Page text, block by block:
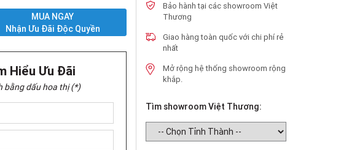
MUA NGAY
Nhận Ưu Đãi Độc Quyền
Hiểu Ưu Đãi
bằng dấu hoa thị (*)
Bảo hành tại các showroom Việt
Thương
Giao hàng toàn quốc với chi phí rẻ
nhất
Mở rộng hệ thống showroom rộng
khắp.
Tìm showroom Việt Thương: